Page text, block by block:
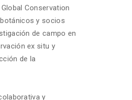
Conservation
y socios
de campo en
ex situ y
de la
y